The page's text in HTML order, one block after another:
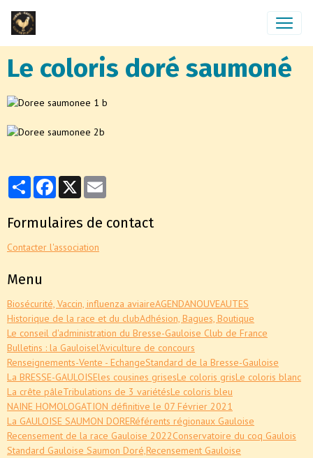
Le coloris doré saumoné
PartagerFacebook
X
Formulaires de contact
Contacter l'association
Menu
Biosécurité, Vaccin, influenza aviaireAGENDANOUVEAUTES
Historique de la race et du clubAdhésion, Bagues, Boutique
Le conseil d'administration du Bresse-Gauloise Club de France
Bulletins : la Gauloisel'Aviculture de concours
Renseignements-Vente - EchangeStandard de la Bresse-Gauloise
La BRESSE-GAULOISEles cousines grisesLe coloris grisLe coloris blanc
La crête pâleTribulations de 3 variétésLe coloris bleu
NAINE HOMOLOGATION définitive le 07 Février 2021
La GAULOISE SAUMON DORERéférents régionaux Gauloise
Recensement de la race Gauloise 2022Conservatoire du coq Gaulois
Standard Gauloise Saumon Doré,Recensement Gauloise